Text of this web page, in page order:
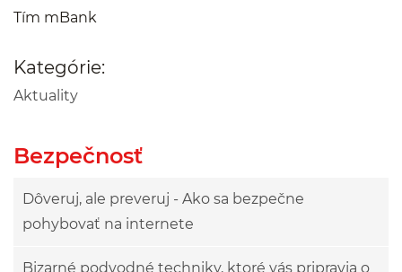
Tím mBank
Kategórie:
Aktuality
Bezpečnosť
Dôveruj, ale preveruj - Ako sa bezpečne
pohybovať na internete
Bizarné podvodné techniky, ktoré vás pripravia o